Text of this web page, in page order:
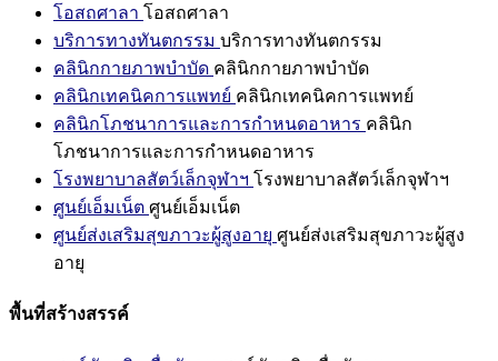
โอสถศาลา โอสถศาลา
บริการทางทันตกรรม บริการทางทันตกรรม
คลินิกกายภาพบำบัด คลินิกกายภาพบำบัด
คลินิกเทคนิคการแพทย์ คลินิกเทคนิคการแพทย์
คลินิกโภชนาการและการกำหนดอาหาร คลินิก
โภชนาการและการกำหนดอาหาร
โรงพยาบาลสัตว์เล็กจุฬาฯ โรงพยาบาลสัตว์เล็กจุฬาฯ
ศูนย์เอ็มเน็ต ศูนย์เอ็มเน็ต
ศูนย์ส่งเสริมสุขภาวะผู้สูงอายุ ศูนย์ส่งเสริมสุขภาวะผู้สูง
อายุ
พื้นที่สร้างสรรค์